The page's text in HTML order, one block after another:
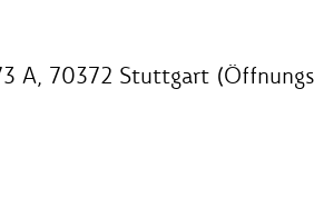
A, 70372 Stuttgart